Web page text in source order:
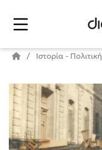
Ιστορία - Πολιτική